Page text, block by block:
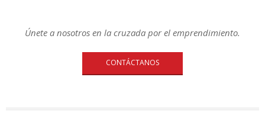
Únete a nosotros en la cruzada por el emprendimiento.
CONTÁCTANOS